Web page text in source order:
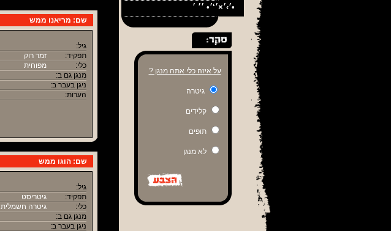
שם: מריאנו ממש
גיל:
זמר רוק
תפקיד:
מפוחית
כלי:
מנגן גם ב:
ניגן בעבר ב:
הערות:
שם: הוגו ממש
גיל:
גיטריסט
תפקיד:
גיטרה חשמלית
כלי:
מנגן גם ב:
ניגן בעבר ב:
׳›׳×׳‘׳• ׳׳ ׳•
על איזה כלי אתה מנגן ?
גיטרה
קלידים
תופים
לא מנגן